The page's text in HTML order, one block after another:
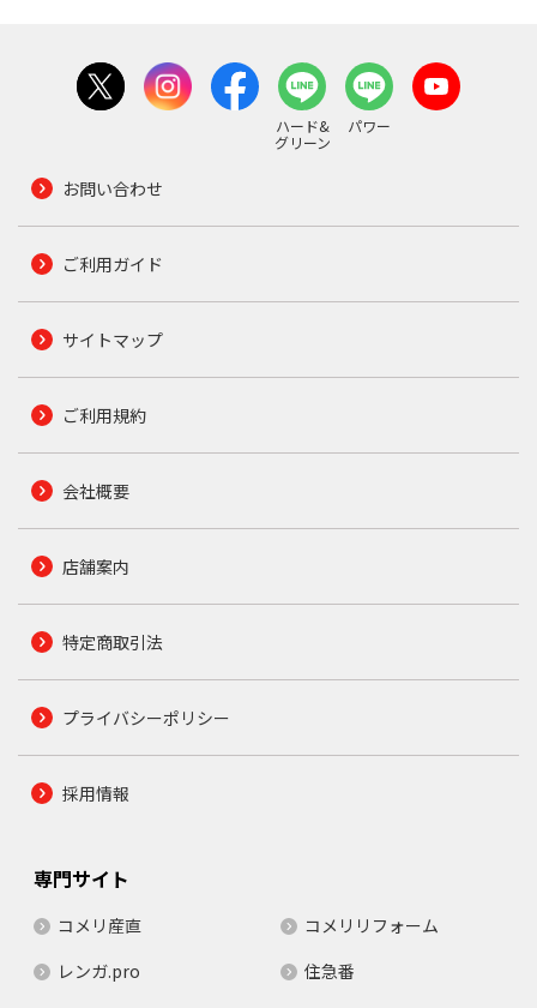
ハード&
グリーン
パワー
お問い合わせ
ご利用ガイド
サイトマップ
ご利用規約
会社概要
店舗案内
特定商取引法
プライバシーポリシー
採用情報
専門サイト
コメリ産直
コメリリフォーム
レンガ.pro
住急番